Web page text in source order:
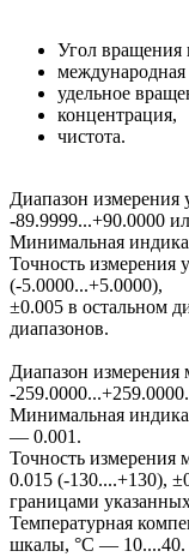
Угол вращения
международная
удельное
концентрация,
чистота.
Диапазон измерения
-89.9999...+90.0000
Минимальная
Точность измерения
(-5.0000...+5.0000),
±0.005 в остальном
диапазонов.
Диапазон
-259.0000...+259.0000.
Минимальная
— 0.001.
Точность
0.015 (-130....+130),
границами
Температурная
шкалы, °С — 10....40.